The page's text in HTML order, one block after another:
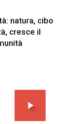
natura, cibo
cresce il